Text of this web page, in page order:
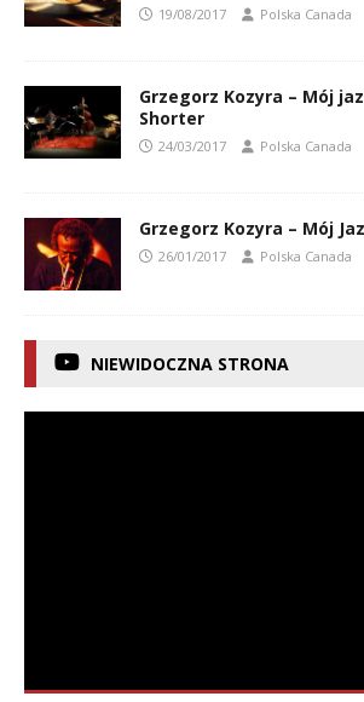
19/08/2017 Polska Canada
Grzegorz Kozyra – Mój
Shorter
24/03/2017 Polska Canada
Grzegorz Kozyra – Mój
26/01/2017 Polska Canada
NIEWIDOCZNA STRONA